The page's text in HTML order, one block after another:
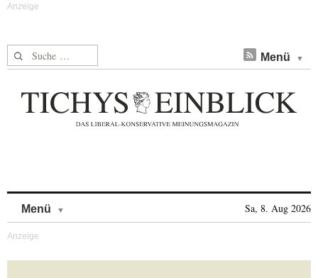
Suche nach: Menü
Menü Sa, 8. Aug 2026